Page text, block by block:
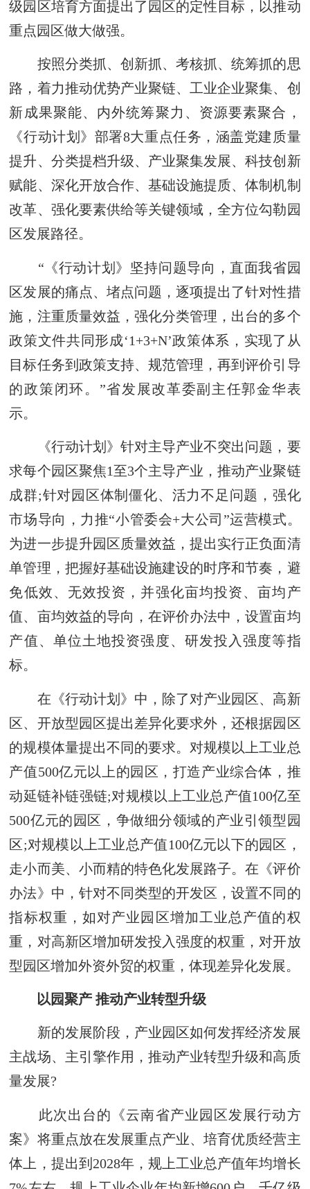
级园区培育方面提出了园区的定性目标，以推动
重点园区做大做强。
按照分类抓、创新抓、考核抓、统筹抓的思
路，着力推动优势产业聚链、工业企业聚集、创
新成果聚能、内外统筹聚力、资源要素聚合，
《行动计划》部署8大重点任务，涵盖党建质量
提升、分类提档升级、产业聚集发展、科技创新
赋能、深化开放合作、基础设施提质、体制机制
改革、强化要素供给等关键领域，全方位勾勒园
区发展路径。
“《行动计划》坚持问题导向，直面我省园
区发展的痛点、堵点问题，逐项提出了针对性措
施，注重质量效益，强化分类管理，出台的多个
政策文件共同形成‘1+3+N’政策体系，实现了从
目标任务到政策支持、规范管理，再到评价引导
的政策闭环。”省发展改革委副主任郭金华表
示。
《行动计划》针对主导产业不突出问题，要
求每个园区聚焦1至3个主导产业，推动产业聚链
成群;针对园区体制僵化、活力不足问题，强化
市场导向，力推“小管委会+大公司”运营模式。
为进一步提升园区质量效益，提出实行正负面清
单管理，把握好基础设施建设的时序和节奏，避
免低效、无效投资，并强化亩均投资、亩均产
值、亩均效益的导向，在评价办法中，设置亩均
产值、单位土地投资强度、研发投入强度等指
标。
在《行动计划》中，除了对产业园区、高新
区、开放型园区提出差异化要求外，还根据园区
的规模体量提出不同的要求。对规模以上工业总
产值500亿元以上的园区，打造产业综合体，推
动延链补链强链;对规模以上工业总产值100亿至
500亿元的园区，争做细分领域的产业引领型园
区;对规模以上工业总产值100亿元以下的园区，
走小而美、小而精的特色化发展路子。在《评价
办法》中，针对不同类型的开发区，设置不同的
指标权重，如对产业园区增加工业总产值的权
重，对高新区增加研发投入强度的权重，对开放
型园区增加外资外贸的权重，体现差异化发展。
以园聚产 推动产业转型升级
新的发展阶段，产业园区如何发挥经济发展
主战场、主引擎作用，推动产业转型升级和高质
量发展?
此次出台的《云南省产业园区发展行动方
案》将重点放在发展重点产业、培育优质经营主
体上，提出到2028年，规上工业总产值年均增长